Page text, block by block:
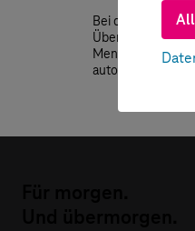
Bei der
Übersicht und
Menüpunkt "Go
automatisch die